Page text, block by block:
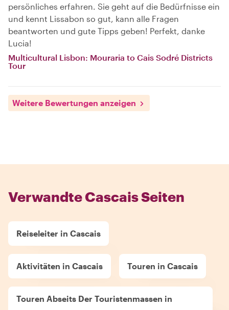
persönliches erfahren. Sie geht auf die Bedürfnisse ein
und kennt Lissabon so gut, kann alle Fragen
beantworten und gute Tipps geben! Perfekt, danke
Lucia!
Multicultural Lisbon: Mouraria to Cais Sodré Districts
Tour
Weitere Bewertungen anzeigen
Verwandte Cascais Seiten
Reiseleiter in Cascais
Aktivitäten in Cascais Touren in Cascais
Touren Abseits Der Touristenmassen in